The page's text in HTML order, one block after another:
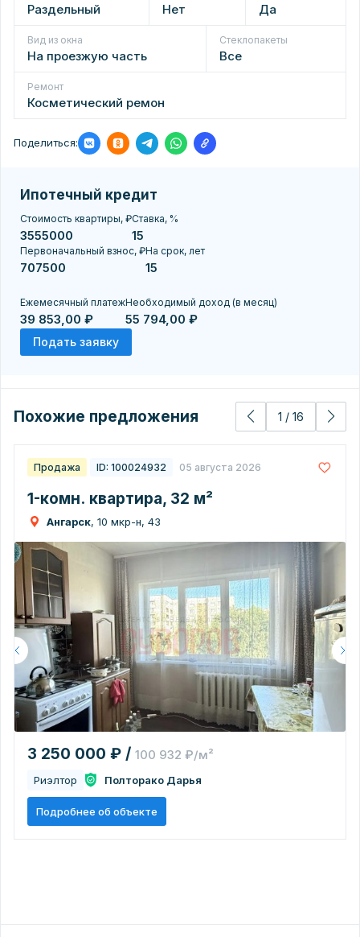
Раздельный Нет Да
Вид из окна
На проезжую часть
Стеклопакеты
Все
Ремонт
Косметический ремон
Поделиться:
Ипотечный кредит
Стоимость квартиры, ₽Ставка, %
Первоначальный взнос, ₽На срок, лет
Ежемесячный платеж
39 853,00 ₽
Необходимый доход (в месяц)
55 794,00 ₽
Подать заявку
Похожие предложения 1 / 16
Продажа ID: 100024932 05 августа 2026
1-комн. квартира, 32 м²
Ангарск, 10 мкр-н, 43
3 250 000 ₽ / 100 932 ₽/м²
Риэлтор Полторако Дарья
Подробнее об объекте